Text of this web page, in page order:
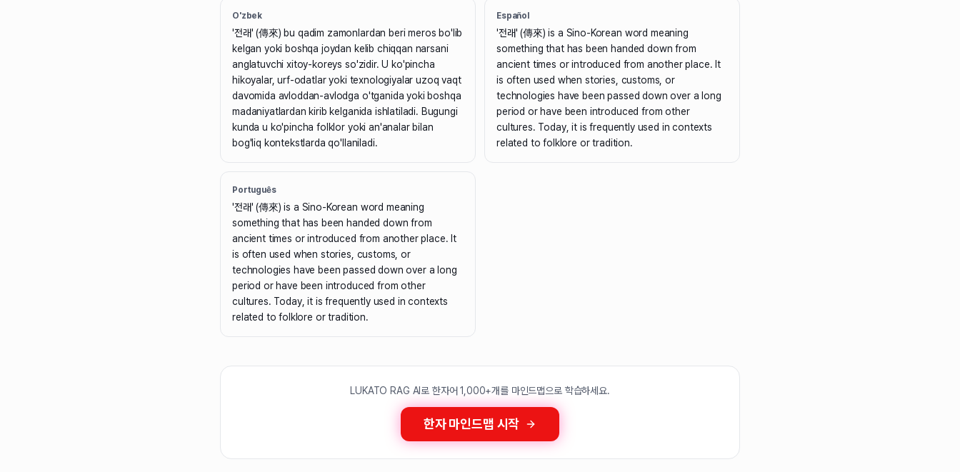
O'zbek
'전래' (傳來) bu qadim zamonlardan beri meros bo'lib
kelgan yoki boshqa joydan kelib chiqqan narsani
anglatuvchi xitoy-koreys so'zidir. U ko'pincha
hikoyalar, urf-odatlar yoki texnologiyalar uzoq vaqt
davomida avloddan-avlodga o'tganida yoki boshqa
madaniyatlardan kirib kelganida ishlatiladi. Bugungi
kunda u ko'pincha folklor yoki an'analar bilan
bog'liq kontekstlarda qo'llaniladi.
Español
'전래' (傳來) is a Sino-Korean word meaning
something that has been handed down from
ancient times or introduced from another place. It
is often used when stories, customs, or
technologies have been passed down over a long
period or have been introduced from other
cultures. Today, it is frequently used in contexts
related to folklore or tradition.
Português
'전래' (傳來) is a Sino-Korean word meaning
something that has been handed down from
ancient times or introduced from another place. It
is often used when stories, customs, or
technologies have been passed down over a long
period or have been introduced from other
cultures. Today, it is frequently used in contexts
related to folklore or tradition.
LUKATO RAG AI로 한자어 1,000+개를 마인드맵으로 학습하세요.
한자 마인드맵 시작